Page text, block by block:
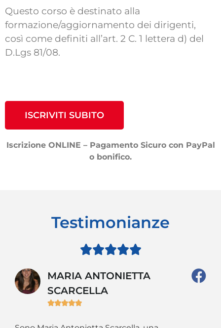
Questo corso è destinato alla
formazione/aggiornamento dei dirigenti,
così come definiti all’art. 2 C. 1 lettera d) del
D.Lgs 81/08.
ISCRIVITI SUBITO
Iscrizione ONLINE – Pagamento Sicuro con PayPal
o bonifico.
Testimonianze

MARIA ANTONIETTA
SCARCELLA
